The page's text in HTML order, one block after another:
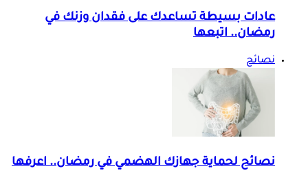
عادات بسيطة تساعدك على فقدان وزنك في
رمضان.. اتبعها
نصائح
نصائح لحماية جهازك الهضمي في رمضان.. اعرفها